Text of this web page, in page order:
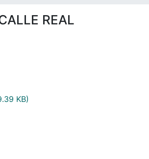
REAL
KB)